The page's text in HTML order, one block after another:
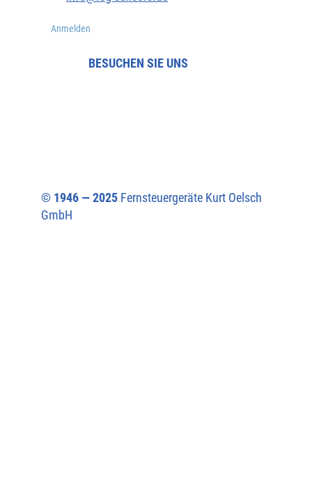
Anmelden
© 1946 — 2025 Fernsteuergeräte Kurt Oelsch
GmbH​
BESUCHEN SIE UNS